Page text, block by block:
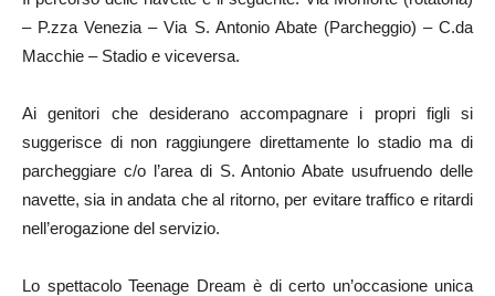
– P.zza Venezia – Via S. Antonio Abate (Parcheggio) – C.da
Macchie – Stadio e viceversa.
Ai genitori che desiderano accompagnare i propri figli si
suggerisce di non raggiungere direttamente lo stadio ma di
parcheggiare c/o l’area di S. Antonio Abate usufruendo delle
navette, sia in andata che al ritorno, per evitare traffico e ritardi
nell’erogazione del servizio.
Lo spettacolo Teenage Dream è di certo un’occasione unica